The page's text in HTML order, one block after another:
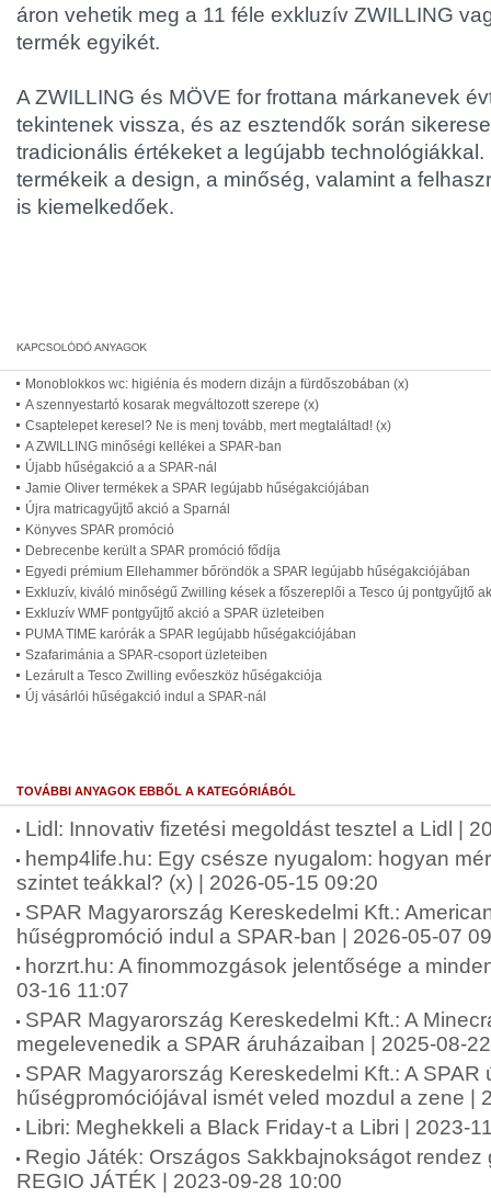
áron vehetik meg a 11 féle exkluzív ZWILLING
termék egyikét.
A ZWILLING és MÖVE for frottana márkanevek
tekintenek vissza, és az esztendők során
tradicionális értékeket a legújabb
termékeik a design, a minőség, valamint a
is kiemelkedőek.
Monoblokkos wc: higiénia és modern dizájn a fürdőszobában (x)
A szennyestartó kosarak megváltozott szerepe (x)
Csaptelepet keresel? Ne is menj tovább, mert megtaláltad! (x)
A ZWILLING minőségi kellékei a SPAR-ban
Újabb hűségakció a a SPAR-nál
Jamie Oliver termékek a SPAR legújabb hűségakciójában
Újra matricagyűjtő akció a Sparnál
Könyves SPAR promóció
Debrecenbe került a SPAR promóció fődíja
Egyedi prémium Ellehammer bőröndök a SPAR legújabb hűségakciójában
Exkluzív, kiváló minőségű Zwilling kések a főszereplői a Tesco új pontgyűjtő
Exkluzív WMF pontgyűjtő akció a SPAR üzleteiben
PUMA TIME karórák a SPAR legújabb hűségakciójában
Szafarimánia a SPAR-csoport üzleteiben
Lezárult a Tesco Zwilling evőeszköz hűségakciója
Új vásárlói hűségakció indul a SPAR-nál
TOVÁBBI ANYAGOK EBBŐL A KATEGÓRIÁBÓL
Lidl: Innovativ fizetési megoldást tesztel a Lidl |
hemp4life.hu: Egy csésze nyugalom: hogyan
szintet teákkal? (x) | 2026-05-15 09:20
SPAR Magyarország Kereskedelmi Kft.:
hűségpromóció indul a SPAR-ban | 2026-05-07
horzrt.hu: A finommozgások jelentősége a
03-16 11:07
SPAR Magyarország Kereskedelmi Kft.: A
megelevenedik a SPAR áruházaiban | 2025-08-
SPAR Magyarország Kereskedelmi Kft.: A SPAR
hűségpromóciójával ismét veled mozdul a zene |
Libri: Meghekkeli a Black Friday-t a Libri | 2023-
Regio Játék: Országos Sakkbajnokságot rendez
REGIO JÁTÉK | 2023-09-28 10:00